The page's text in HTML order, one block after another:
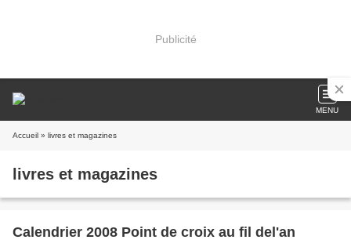
Publicité
MENU
Accueil » livres et magazines
livres et magazines
Calendrier 2008 Point de croix au fil del'an